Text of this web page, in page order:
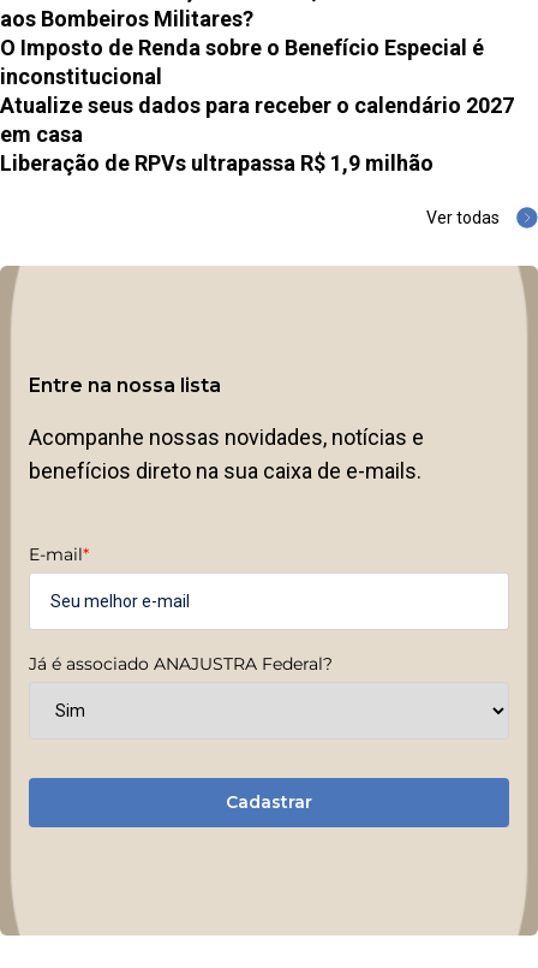
aos Bombeiros Militares?
O Imposto de Renda sobre o Benefício Especial é
inconstitucional
Atualize seus dados para receber o calendário 2027
em casa
Liberação de RPVs ultrapassa R$ 1,9 milhão
Ver todas
Entre na nossa lista
Acompanhe nossas novidades, notícias e
benefícios direto na sua caixa de e-mails.
E-mail*
Já é associado ANAJUSTRA Federal?
Cadastrar